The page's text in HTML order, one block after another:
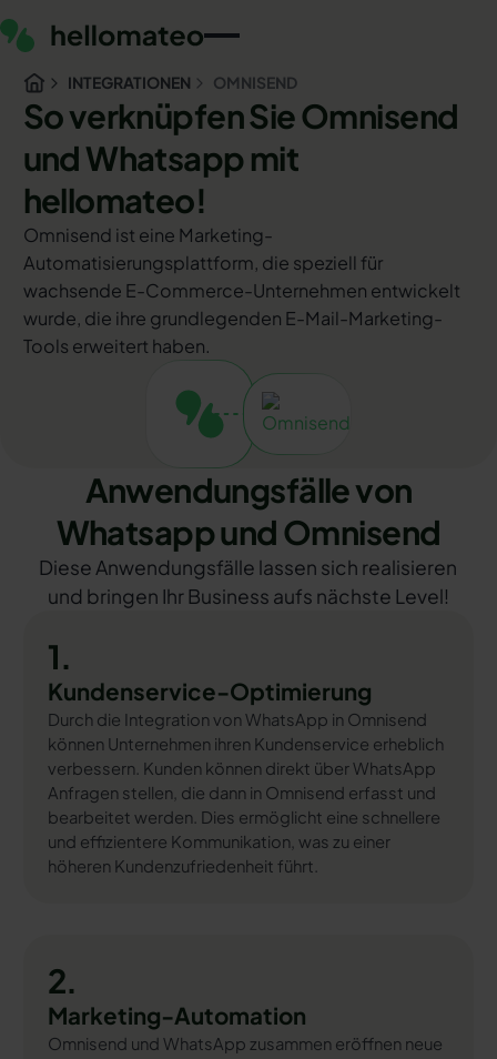
INTEGRATIONEN OMNISEND
So verknüpfen Sie Omnisend
und Whatsapp mit
hellomateo!
Omnisend ist eine Marketing-
Automatisierungsplattform, die speziell für
wachsende E-Commerce-Unternehmen entwickelt
wurde, die ihre grundlegenden E-Mail-Marketing-
Tools erweitert haben.
Anwendungsfälle von
Whatsapp und Omnisend
Diese Anwendungsfälle lassen sich realisieren
und bringen Ihr Business aufs nächste Level!
1.
Kundenservice-Optimierung
Durch die Integration von WhatsApp in Omnisend
können Unternehmen ihren Kundenservice erheblich
verbessern. Kunden können direkt über WhatsApp
Anfragen stellen, die dann in Omnisend erfasst und
bearbeitet werden. Dies ermöglicht eine schnellere
und effizientere Kommunikation, was zu einer
höheren Kundenzufriedenheit führt.
2.
Marketing-Automation
Omnisend und WhatsApp zusammen eröffnen neue